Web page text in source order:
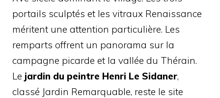
portails sculptés et les vitraux Renaissance
méritent une attention particulière. Les
remparts offrent un panorama sur la
campagne picarde et la vallée du Thérain.
Le jardin du peintre Henri Le Sidaner,
classé Jardin Remarquable, reste le site